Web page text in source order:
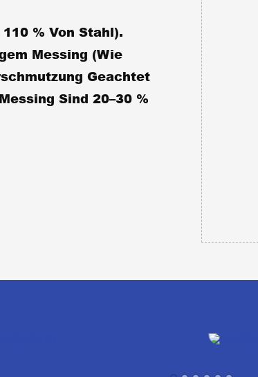
% Von Stahl).
Messing (wie
Geachtet
Sind 20–30 %